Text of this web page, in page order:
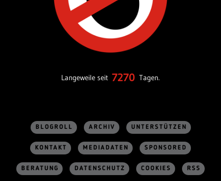
Langeweile seit 7270 Tagen.
BLOGROLL ARCHIV UNTERSTÜTZEN
KONTAKT MEDIADATEN SPONSORED
BERATUNG DATENSCHUTZ COOKIES RSS